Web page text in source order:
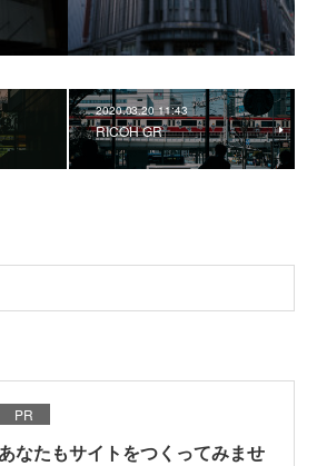
2020.03.20 11:43
RICOH GR
PR
あなたもサイトをつくってみませ